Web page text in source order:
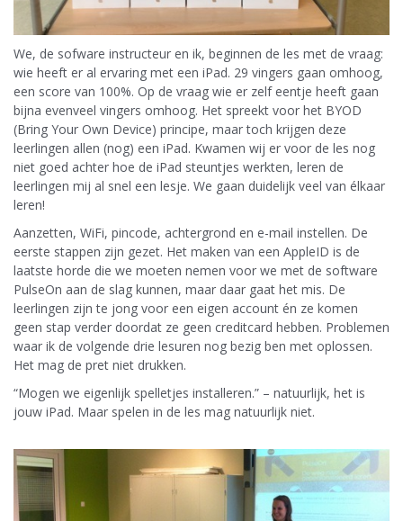
We, de sofware instructeur en ik, beginnen de les met de vraag:
wie heeft er al ervaring met een iPad. 29 vingers gaan omhoog,
een score van 100%. Op de vraag wie er zelf eentje heeft gaan
bijna evenveel vingers omhoog. Het spreekt voor het BYOD
(Bring Your Own Device) principe, maar toch krijgen deze
leerlingen allen (nog) een iPad. Kwamen wij er voor de les nog
niet goed achter hoe de iPad steuntjes werkten, leren de
leerlingen mij al snel een lesje. We gaan duidelijk veel van élkaar
leren!
Aanzetten, WiFi, pincode, achtergrond en e-mail instellen. De
eerste stappen zijn gezet. Het maken van een AppleID is de
laatste horde die we moeten nemen voor we met de software
PulseOn aan de slag kunnen, maar daar gaat het mis. De
leerlingen zijn te jong voor een eigen account én ze komen
geen stap verder doordat ze geen creditcard hebben. Problemen
waar ik de volgende drie lesuren nog bezig ben met oplossen.
Het mag de pret niet drukken.
“Mogen we eigenlijk spelletjes installeren.” – natuurlijk, het is
jouw iPad. Maar spelen in de les mag natuurlijk niet.